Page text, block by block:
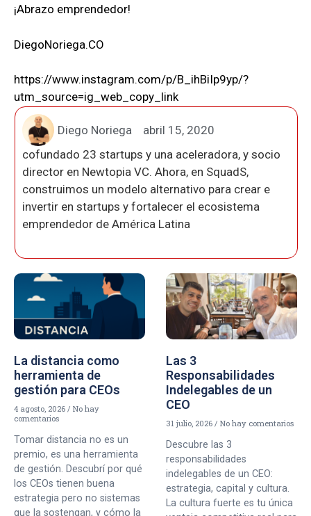
¡Abrazo emprendedor!
DiegoNoriega.CO
https://www.instagram.com/p/B_ihBiIp9yp/?
utm_source=ig_web_copy_link
Diego Noriega
abril 15, 2020
cofundado 23 startups y una aceleradora, y socio
director en Newtopia VC. Ahora, en SquadS,
construimos un modelo alternativo para crear e
invertir en startups y fortalecer el ecosistema
emprendedor de América Latina
La distancia como
herramienta de
gestión para CEOs
4 agosto, 2026
No hay
comentarios
Tomar distancia no es un
premio, es una herramienta
de gestión. Descubrí por qué
los CEOs tienen buena
estrategia pero no sistemas
que la sostengan, y cómo la
Las 3
Responsabilidades
Indelegables de un
CEO
31 julio, 2026 No hay comentarios
Descubre las 3
responsabilidades
indelegables de un CEO:
estrategia, capital y cultura.
La cultura fuerte es tu única